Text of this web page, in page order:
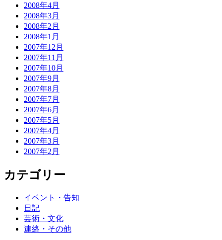
2008年4月
2008年3月
2008年2月
2008年1月
2007年12月
2007年11月
2007年10月
2007年9月
2007年8月
2007年7月
2007年6月
2007年5月
2007年4月
2007年3月
2007年2月
カテゴリー
イベント・告知
日記
芸術・文化
連絡・その他